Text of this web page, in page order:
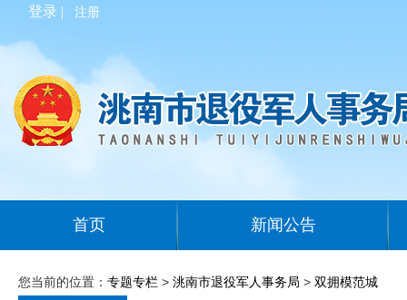
登录 | 注册
首页 新闻公告
您当前的位置： 专题专栏 > 洮南市退役军人事务局 > 双拥模范城